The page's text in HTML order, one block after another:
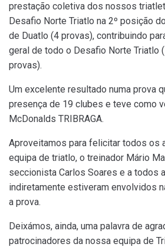
prestação coletiva dos nossos
Desafio Norte Triatlo na 2º posição
de Duatlo (4 provas), contribuindo
geral de todo o Desafio Norte Triatlo
provas).
Um excelente resultado numa prova
presença de 19 clubes e teve como
McDonalds TRIBRAGA.
Aproveitamos para felicitar todos os
equipa de triatlo, o treinador Mário
seccionista Carlos Soares e a todos
indiretamente estiveram envolvidos
a prova.
Deixámos, ainda, uma palavra de
patrocinadores da nossa equipa de